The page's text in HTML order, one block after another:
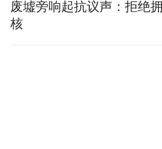
废墟旁响起抗议声：拒绝拥
核